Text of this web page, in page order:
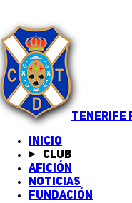
TENERIFE
INICIO
Club
Afición
Noticias
Fundación